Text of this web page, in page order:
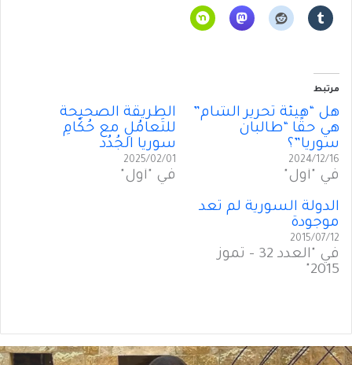
مرتبط
هل “هيئة تحرير الشام”
هي حقًا “طالبان
سوريا”؟
2024/12/16
في "أول"
الطريقةُ الصحيحة
للتَعامُلِ مع حُكّامِ
سوريا الجُدُد
2025/02/01
في "أول"
الدولة السورية لم تعد
موجودة
2015/07/12
في "العدد 32 - تموز
2015"